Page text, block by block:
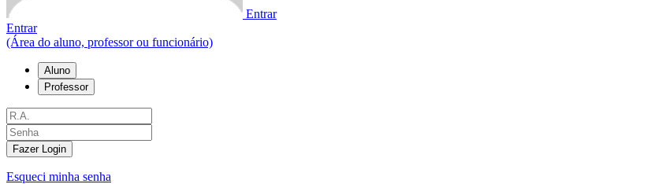
Entrar
Entrar
(Área do aluno, professor ou funcionário)
Aluno
Professor
Fazer Login
Esqueci minha senha